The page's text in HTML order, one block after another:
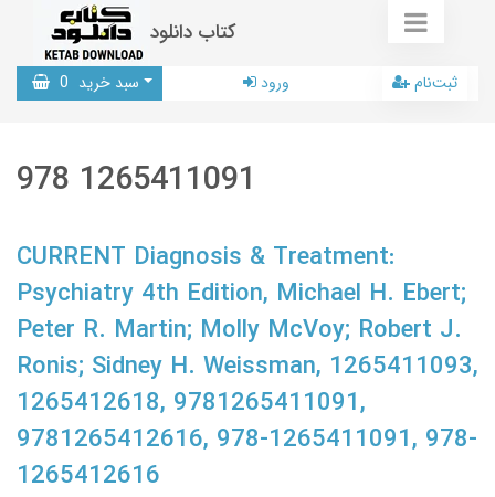
کتاب دانلود
سبد خرید 0 ورود ثبت‌نام
978 1265411091
CURRENT Diagnosis & Treatment:
Psychiatry 4th Edition, Michael H. Ebert;
Peter R. Martin; Molly McVoy; Robert J.
Ronis; Sidney H. Weissman, 1265411093,
1265412618, 9781265411091,
9781265412616, 978-1265411091, 978-
1265412616